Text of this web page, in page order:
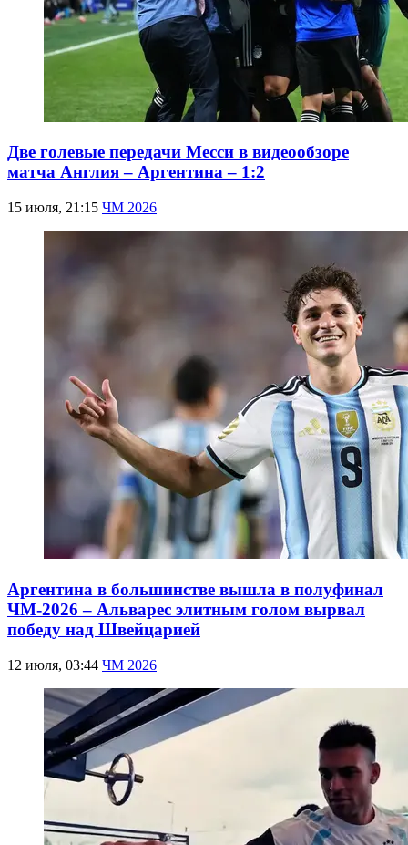
Две голевые передачи Месси в видеообзоре
матча Англия – Аргентина – 1:2
15 июля, 21:15 ЧМ 2026
Аргентина в большинстве вышла в полуфинал
ЧМ-2026 – Альварес элитным голом вырвал
победу над Швейцарией
12 июля, 03:44 ЧМ 2026